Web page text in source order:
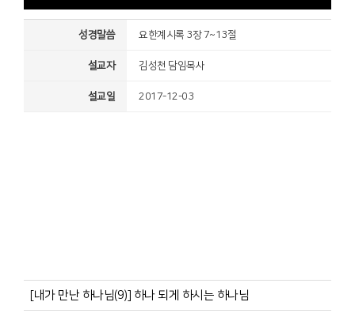
성경말씀 요한계시록 3장 7~13절
설교자 김성천 담임목사
설교일 2017-12-03
[내가 만난 하나님(9)] 하나 되게 하시는 하나님